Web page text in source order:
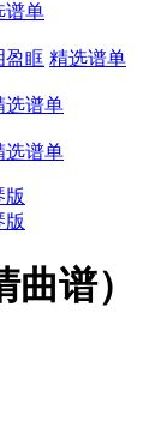
谱单
盈眶 精选谱单
选谱单
选谱单
版
版
谱）